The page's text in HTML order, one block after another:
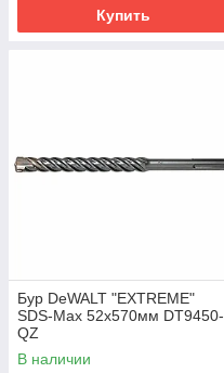
Купить
Бур DeWALT "EXTREME"
SDS-Max 52х570мм DT9450-
QZ
В наличии